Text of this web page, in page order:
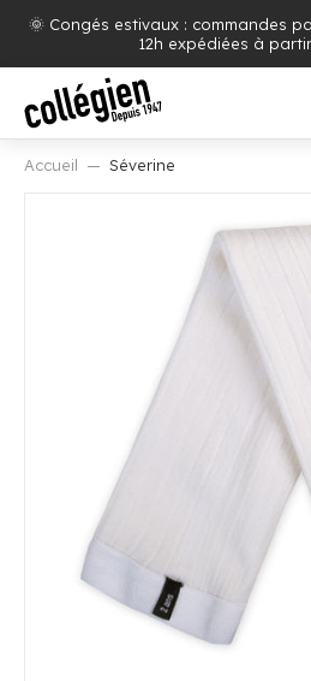
🌞 Congés estivaux : commandes
12h expédiées à
Accueil Séverine